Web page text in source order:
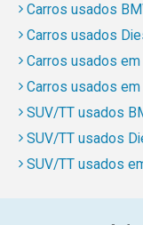
Carros usados
Carros usados
Carros usados
Carros usados
SUV/TT usados
SUV/TT usados
SUV/TT usados